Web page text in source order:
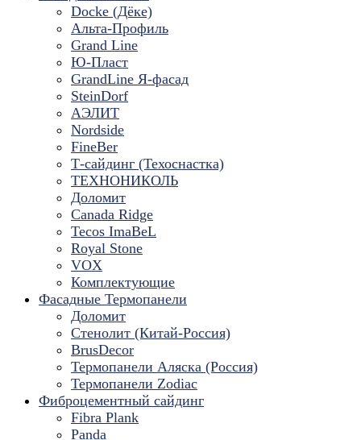
Docke (Дёке)
Альта-Профиль
Grand Line
Ю-Пласт
GrandLine Я-фасад
SteinDorf
АЭЛИТ
Nordside
FineBer
Т-сайдинг (Техоснастка)
ТЕХНОНИКОЛЬ
Доломит
Canada Ridge
Tecos ImaBeL
Royal Stone
VOX
Комплектующие
Фасадные Термопанели
Доломит
Стенолит (Китай-Россия)
BrusDecor
Термопанели Аляска (Россия)
Термопанели Zodiac
Фиброцементный сайдинг
Fibra Plank
Panda